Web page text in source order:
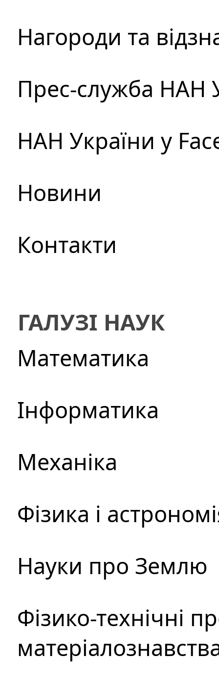
Нагороди та
Прес-служба НАН
НАН України у
Новини
Контакти
ГАЛУЗІ НАУК
Математика
Інформатика
Механіка
Фізика і
Науки про Землю
Фізико-технічні